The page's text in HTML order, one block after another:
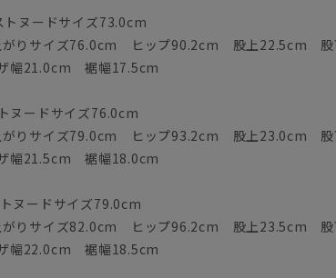
トヌードサイズ73.0cm
がりサイズ76.0cm ヒップ90.2cm 股上22.5cm
幅21.0cm 裾幅17.5cm
ヌードサイズ76.0cm
がりサイズ79.0cm ヒップ93.2cm 股上23.0cm
幅21.5cm 裾幅18.0cm
トヌードサイズ79.0cm
がりサイズ82.0cm ヒップ96.2cm 股上23.5cm
幅22.0cm 裾幅18.5cm